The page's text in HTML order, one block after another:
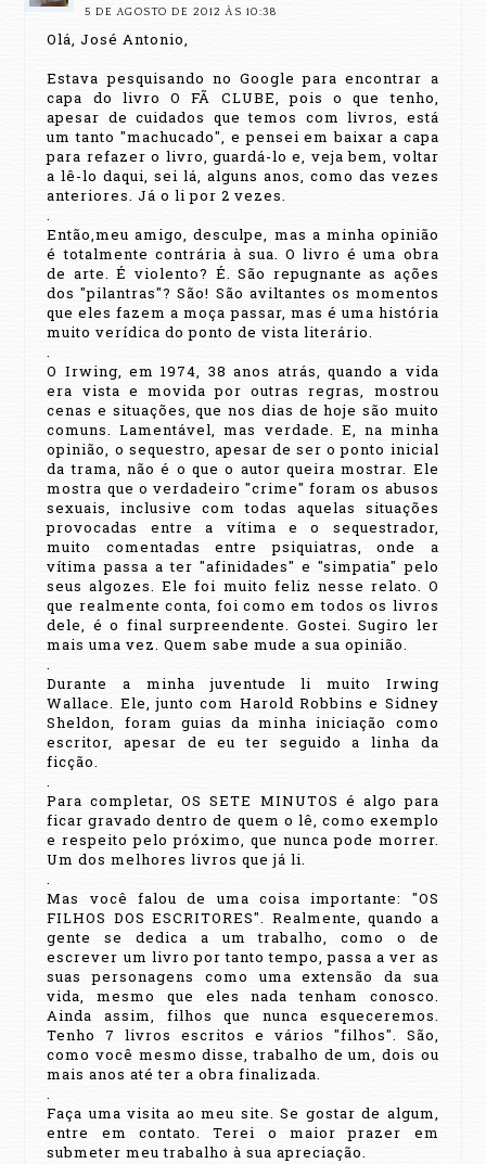
5 DE AGOSTO DE 2012 ÀS 10:38
Olá, José Antonio,
Estava pesquisando no Google para encontrar a
capa do livro O FÃ CLUBE, pois o que tenho,
apesar de cuidados que temos com livros, está
um tanto "machucado", e pensei em baixar a capa
para refazer o livro, guardá-lo e, veja bem, voltar
a lê-lo daqui, sei lá, alguns anos, como das vezes
anteriores. Já o li por 2 vezes.
.
Então,meu amigo, desculpe, mas a minha opinião
é totalmente contrária à sua. O livro é uma obra
de arte. É violento? É. São repugnante as ações
dos "pilantras"? São! São aviltantes os momentos
que eles fazem a moça passar, mas é uma história
muito verídica do ponto de vista literário.
.
O Irwing, em 1974, 38 anos atrás, quando a vida
era vista e movida por outras regras, mostrou
cenas e situações, que nos dias de hoje são muito
comuns. Lamentável, mas verdade. E, na minha
opinião, o sequestro, apesar de ser o ponto inicial
da trama, não é o que o autor queira mostrar. Ele
mostra que o verdadeiro "crime" foram os abusos
sexuais, inclusive com todas aquelas situações
provocadas entre a vítima e o sequestrador,
muito comentadas entre psiquiatras, onde a
vítima passa a ter "afinidades" e "simpatia" pelo
seus algozes. Ele foi muito feliz nesse relato. O
que realmente conta, foi como em todos os livros
dele, é o final surpreendente. Gostei. Sugiro ler
mais uma vez. Quem sabe mude a sua opinião.
.
Durante a minha juventude li muito Irwing
Wallace. Ele, junto com Harold Robbins e Sidney
Sheldon, foram guias da minha iniciação como
escritor, apesar de eu ter seguido a linha da
ficção.
.
Para completar, OS SETE MINUTOS é algo para
ficar gravado dentro de quem o lê, como exemplo
e respeito pelo próximo, que nunca pode morrer.
Um dos melhores livros que já li.
.
Mas você falou de uma coisa importante: "OS
FILHOS DOS ESCRITORES". Realmente, quando a
gente se dedica a um trabalho, como o de
escrever um livro por tanto tempo, passa a ver as
suas personagens como uma extensão da sua
vida, mesmo que eles nada tenham conosco.
Ainda assim, filhos que nunca esqueceremos.
Tenho 7 livros escritos e vários "filhos". São,
como você mesmo disse, trabalho de um, dois ou
mais anos até ter a obra finalizada.
.
Faça uma visita ao meu site. Se gostar de algum,
entre em contato. Terei o maior prazer em
submeter meu trabalho à sua apreciação.